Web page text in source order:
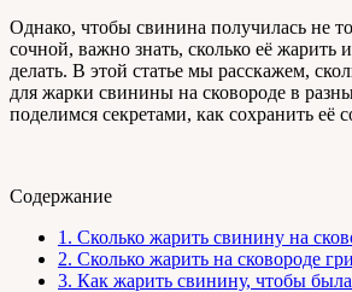
Однако, чтобы свинина получилась не
сочной, важно знать, сколько её жарить
делать. В этой статье мы расскажем,
для жарки свинины на сковороде в
поделимся секретами, как сохранить её
Содержание
1. Сколько жарить свинину на
2. Сколько жарить на сковороде
3. Как жарить свинину, чтобы